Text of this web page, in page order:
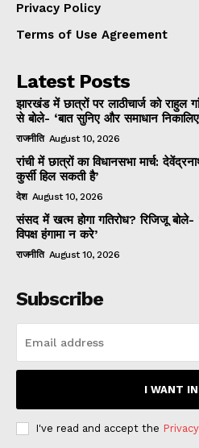
Privacy Policy
Terms of Use Agreement
Latest Posts
झारखंड में छात्रों पर लाठीचार्ज को राहुल
से बोले- ‘बात सुनिए और समाधान
राजनीति August 10, 2026
रांची में छात्रों का विधानसभा मार्च:
कुर्सी हिल सकती है’
देश August 10, 2026
संसद में खत्म होगा गतिरोध? रिजिजू
विपक्ष हंगामा न करे’
राजनीति August 10, 2026
Subscribe
I WANT IN
I've read and accept the